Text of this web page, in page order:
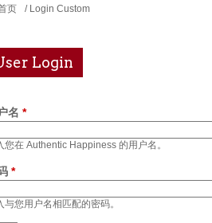
页 / Login Custom
Login
名 *
您在 Authentic Happiness 的用户名。
*
与您用户名相匹配的密码。